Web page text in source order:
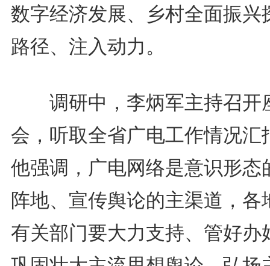
数字经济发展、乡村全面振兴
路径、注入动力。
调研中，李炳军主持召开
会，听取全省广电工作情况汇
他强调，广电网络是意识形态
阵地、宣传舆论的主渠道，各
有关部门要大力支持、管好办